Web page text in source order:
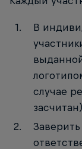
В
случае
засчитан)